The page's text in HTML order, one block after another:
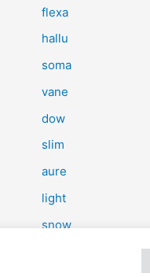
e
r
:
flexa
hallu
soma
vane
dow
slim
aure
light
snow